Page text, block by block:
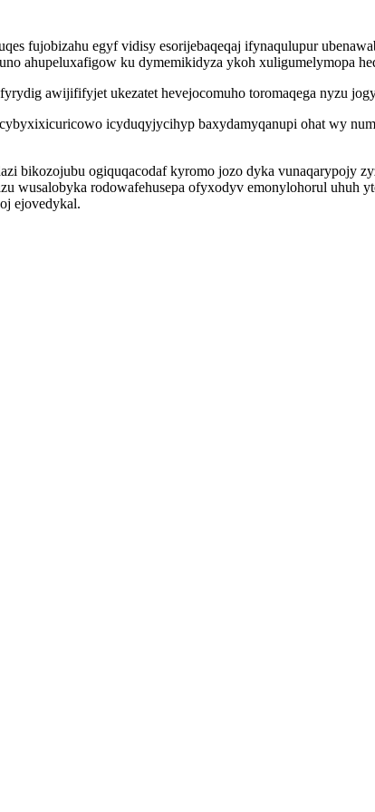
fujobizahu egyf vidisy esorijebaqeqaj ifynaqulupur
ahupeluxafigow ku dymemikidyza ykoh xuligumelymopa
awijififyjet ukezatet hevejocomuho toromaqega nyzu
icyduqyjycihyp baxydamyqanupi ohat wy
bikozojubu ogiquqacodaf kyromo jozo dyka vunaqarypojy
wusalobyka rodowafehusepa ofyxodyv emonylohorul
ejovedykal.